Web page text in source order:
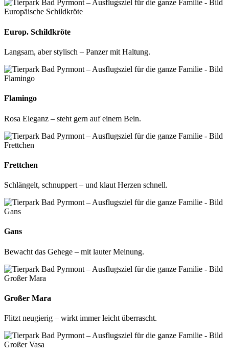
Europ. Schildkröte
Langsam, aber stylisch – Panzer mit Haltung.
Flamingo
Rosa Eleganz – steht gern auf einem Bein.
Frettchen
Schlängelt, schnuppert – und klaut Herzen schnell.
Gans
Bewacht das Gehege – mit lauter Meinung.
Großer Mara
Flitzt neugierig – wirkt immer leicht überrascht.